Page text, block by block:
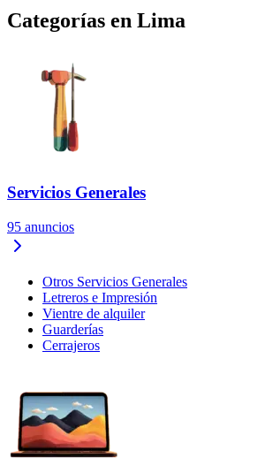
Categorías en Lima
Servicios Generales
95 anuncios
Otros Servicios Generales
Letreros e Impresión
Vientre de alquiler
Guarderías
Cerrajeros